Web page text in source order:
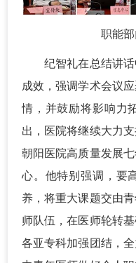
职能
纪智礼在总结讲话
成效，强调学术会议
情，并鼓励将影响力
出，医院将继续大力
朝阳医院高质量发展
心。他特别强调，要
养，将重大课题交由
师队伍，在医师轮转
各亚专科加强团结，